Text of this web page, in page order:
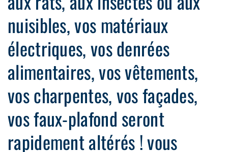
nuisibles, vos matériaux
électriques, vos denrées
alimentaires, vos vêtements,
vos charpentes, vos façades,
vos faux-plafond seront
rapidement altérés ! vous